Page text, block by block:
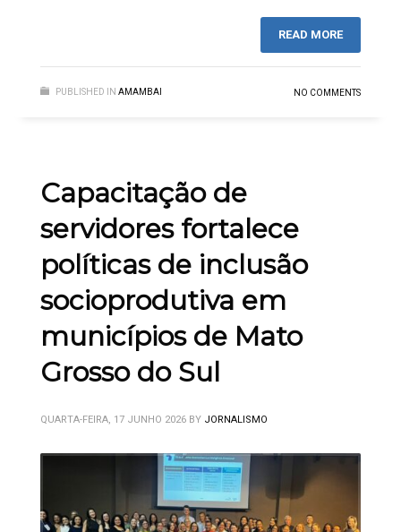
READ MORE
PUBLISHED IN AMAMBAI NO COMMENTS
Capacitação de
servidores fortalece
políticas de inclusão
socioprodutiva em
municípios de Mato
Grosso do Sul
QUARTA-FEIRA, 17 JUNHO 2026 BY JORNALISMO